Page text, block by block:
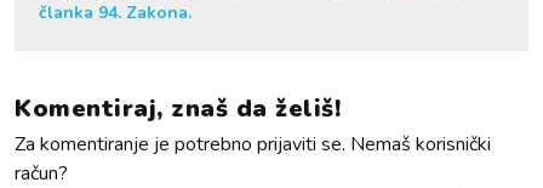
članka 94. Zakona.
Komentiraj, znaš da želiš!
Za komentiranje je potrebno prijaviti se. Nemaš korisnički
račun?